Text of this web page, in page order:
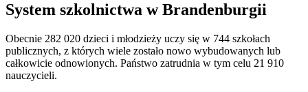
System szkolnictwa w Brandenburgii
Obecnie 282 020 dzieci i młodzieży uczy się w 744 szkołach
publicznych, z których wiele zostało nowo wybudowanych lub
całkowicie odnowionych. Państwo zatrudnia w tym celu 21 910
nauczycieli.